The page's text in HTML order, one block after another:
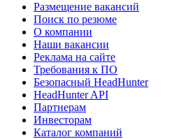
Размещение вакансий
Поиск по резюме
О компании
Наши вакансии
Реклама на сайте
Требования к ПО
Безопасный HeadHunter
HeadHunter API
Партнерам
Инвесторам
Каталог компаний